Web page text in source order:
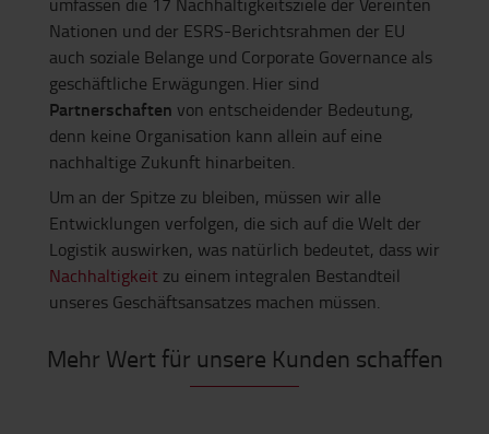
Nationen und der ESRS-Berichtsrahmen der EU
auch soziale Belange und Corporate Governance als
geschäftliche Erwägungen. Hier sind
Partnerschaften von entscheidender Bedeutung,
denn keine Organisation kann allein auf eine
nachhaltige Zukunft hinarbeiten.
Um an der Spitze zu bleiben, müssen wir alle
Entwicklungen verfolgen, die sich auf die Welt der
Logistik auswirken, was natürlich bedeutet, dass wir
Nachhaltigkeit zu einem integralen Bestandteil
unseres Geschäftsansatzes machen müssen.
Mehr Wert für unsere Kunden schaffen